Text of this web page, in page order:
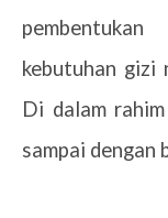
kebutuhan gizi
Di dalam
sampai dengan